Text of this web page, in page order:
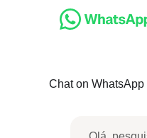
Chat on